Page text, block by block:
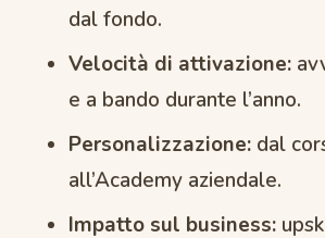
dal fondo.
Velocità di attivazione:
e a bando durante l’anno.
Personalizzazione: dal
all’Academy aziendale.
Impatto sul business: